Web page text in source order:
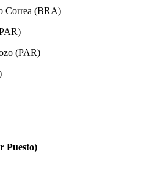
Correa (BRA)
(PAR)
Puesto)